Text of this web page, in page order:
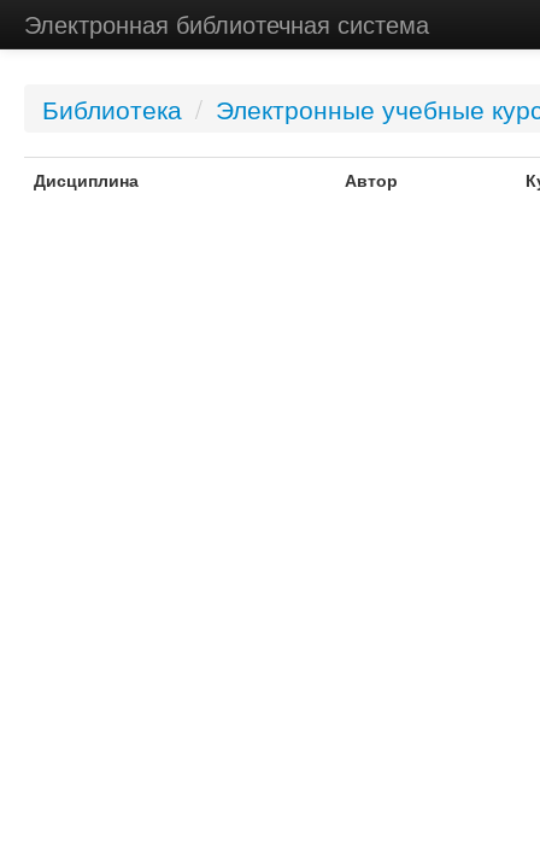
Электронная библиотечная система
Библиотека / Электронные учебные
Дисциплина Автор